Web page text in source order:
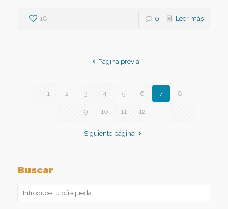
18 0 Leer más
Página previa
1 2 3 4 5 6 7 8
9 10 11 12
Siguiente página
Buscar